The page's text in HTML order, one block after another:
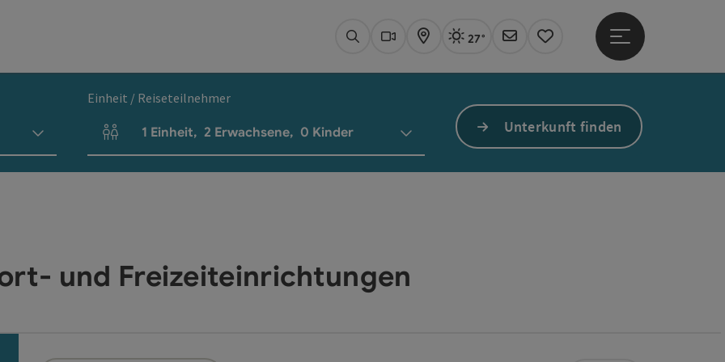
SuchenWebcams
KarteAktuelles Wetter Linz, sonnig
27°
Newsletter
Merkzettel
Hauptmenü öffnen
Einheit / Reiseteilnehmer
Einheitenanzahl und Personenfelder
1 Einheit, 2 Erwachsene, 0 Kinder Unterkunft finden
und Freizeiteinrichtungen